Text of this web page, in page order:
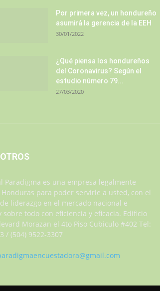
Por primera vez, un hondureño
asumirá la gerencia de la EEH
30/01/2022
¿Qué piensa los hondureños
del Coronavirus? Según el
estudio número 79...
27/03/2020
Paradigma es una empresa legalmente
para poder servirle a usted, con el
liderazgo en el mercado nacional e
todo con eficiencia y eficacia. Edificio
Morazan el 4to Piso Cubiculo #402 Tel:
/ (504) 9522-3307